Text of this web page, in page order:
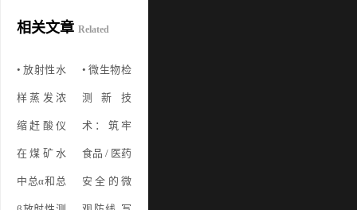
相关文章 Related
• 放射性水
样蒸发浓
缩赶酸仪
在煤矿水
中总α和总
• 微生物检
测新技
术：筑牢
食品 / 医药
安全的微